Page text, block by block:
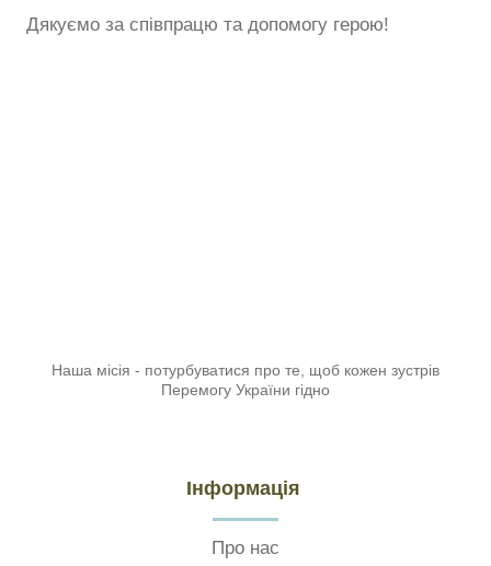
Дякуємо за співпрацю та допомогу герою!
Наша місія - потурбуватися про те, щоб кожен зустрів
Перемогу України гідно
Інформація
Про нас